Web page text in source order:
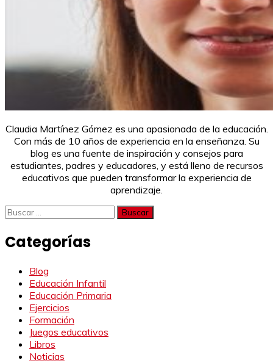
Claudia Martínez Gómez es una apasionada de la educación.
Con más de 10 años de experiencia en la enseñanza. Su
blog es una fuente de inspiración y consejos para
estudiantes, padres y educadores, y está lleno de recursos
educativos que pueden transformar la experiencia de
aprendizaje.
Buscar:
Categorías
Blog
Educación Infantil
Educación Primaria
Ejercicios
Formación
Juegos educativos
Libros
Noticias